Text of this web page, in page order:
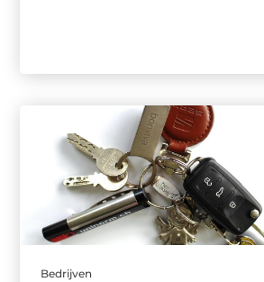
Bedrijven